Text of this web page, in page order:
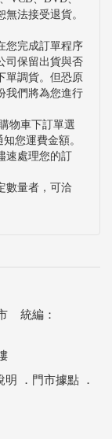
法接受退貨。
您完成訂單程序
司保留出貨與否
單調貨。但恐原
我們將為您進行
物車下訂單選
您運費金額。
速處理您的訂
數量者，可洽
統編：
明 ． 門市據點 ．